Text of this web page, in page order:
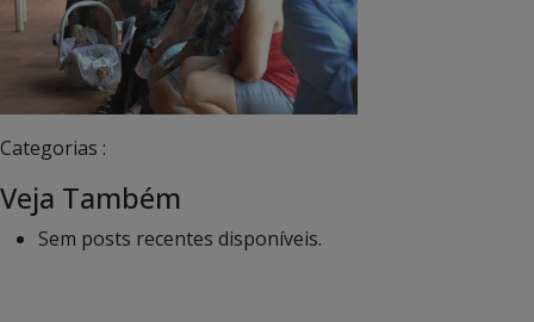
Categorias :
Veja Também
Sem posts recentes disponíveis.